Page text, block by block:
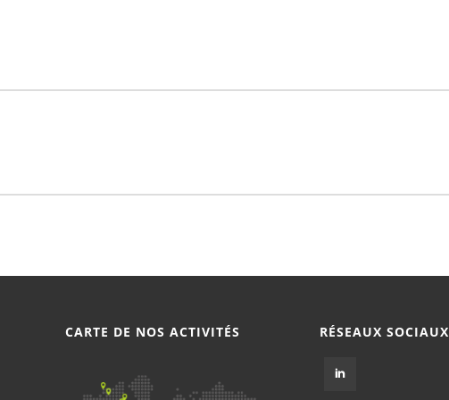
CARTE DE NOS ACTIVITÉS RÉSEAUX SOCIAUX